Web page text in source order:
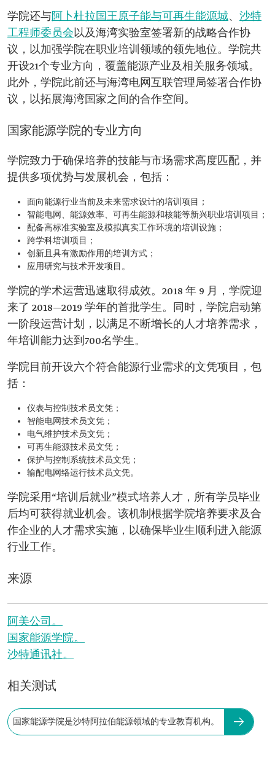
学院还与阿卜杜拉国王原子能与可再生能源城、 沙特
工程师委员会以及海湾实验室签署新的战略合作协
议，以加强学院在职业培训领域的领先地位。学院共
开设21个专业方向，覆盖能源产业及相关服务领域。
此外，学院此前还与海湾电网互联管理局签署合作协
议，以拓展海湾国家之间的合作空间。
国家能源学院的专业方向
学院致力于确保培养的技能与市场需求高度匹配，并
提供多项优势与发展机会，包括：
面向能源行业当前及未来需求设计的培训项目；
智能电网、能源效率、可再生能源和核能等新兴职业培训项目；
配备高标准实验室及模拟真实工作环境的培训设施；
跨学科培训项目；
创新且具有激励作用的培训方式；
应用研究与技术开发项目。
学院的学术运营迅速取得成效。2018 年 9 月，学院迎
来了 2018—2019 学年的首批学生。同时，学院启动第
一阶段运营计划，以满足不断增长的人才培养需求，
年培训能力达到700名学生。
学院目前开设六个符合能源行业需求的文凭项目，包
括：
仪表与控制技术员文凭；
智能电网技术员文凭；
电气维护技术员文凭；
可再生能源技术员文凭；
保护与控制系统技术员文凭；
输配电网络运行技术员文凭。
学院采用“培训后就业”模式培养人才，所有学员毕业
后均可获得就业机会。该机制根据学院培养要求及合
作企业的人才需求实施，以确保毕业生顺利进入能源
行业工作。
来源
阿美公司。
国家能源学院。
沙特通讯社。
相关测试
国家能源学院是沙特阿拉伯能源领域的专业教育机构。